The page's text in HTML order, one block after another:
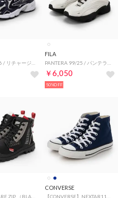
FILA
￥6,050
50%OFF
PAMPA HI DARE ZIP （BLACK/BLACK）
CONVERSE
【CONVERSE】NEXTAR110 HI（ネクスター110 HI） （ネイビー）